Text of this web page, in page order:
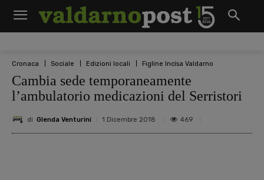
Cronaca Sociale Edizioni locali Figline Incisa Valdarno
Cambia sede temporaneamente
l’ambulatorio medicazioni del Serristori
di Glenda Venturini 1 Dicembre 2018 469